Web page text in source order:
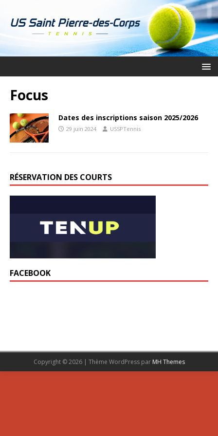
Focus
Dates des inscriptions saison 2025/2026
29 juin 2024 USSPTennis
RÉSERVATION DES COURTS
FACEBOOK
Copyright © 2026 | Thème WordPress par MH Themes